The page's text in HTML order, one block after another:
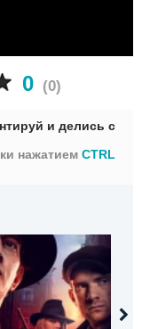
0 (0)
и делись с
нажатием CTRL